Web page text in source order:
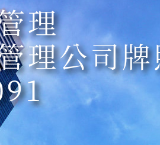
理
理公司